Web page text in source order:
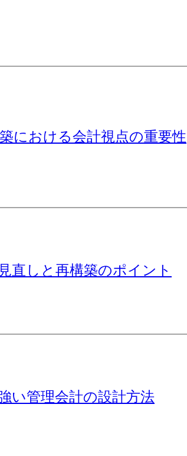
における会計視点の重要性
直しと再構築のポイント
い管理会計の設計方法